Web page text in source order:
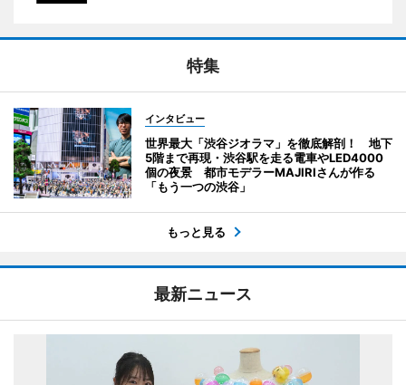
特集
インタビュー
世界最大「渋谷ジオラマ」を徹底解剖！ 地下
5階まで再現・渋谷駅を走る電車やLED4000
個の夜景 都市モデラーMAJIRIさんが作る
「もう一つの渋谷」
もっと見る
最新ニュース